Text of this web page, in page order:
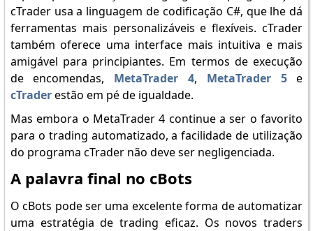
cTrader usa a linguagem de codificação C#, que lhe dá
ferramentas mais personalizáveis e flexíveis. cTrader
também oferece uma interface mais intuitiva e mais
amigável para principiantes. Em termos de execução
de encomendas, MetaTrader 4, MetaTrader 5e
cTraderestão em pé de igualdade.
Mas embora o MetaTrader 4 continue a ser o favorito
para o trading automatizado, a facilidade de utilização
do programa cTrader não deve ser negligenciada.
A palavra final no cBots
O cBots pode ser uma excelente forma de automatizar
uma estratégia de trading eficaz. Os novos traders